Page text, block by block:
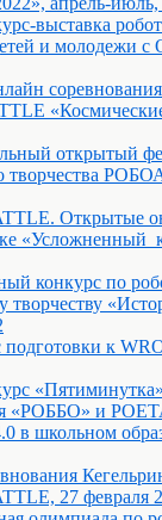
выставка
и молодежи
открытый
творчества
Открытые
конкурс по
творчеству
к
«РОББО» и
в школьном
27 февраля